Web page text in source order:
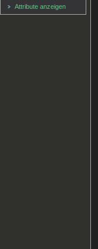
Attribute anzeigen